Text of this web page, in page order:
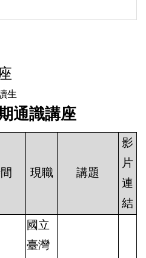
生
通識講座
現職 講題
影
片
連
結
國立
臺灣